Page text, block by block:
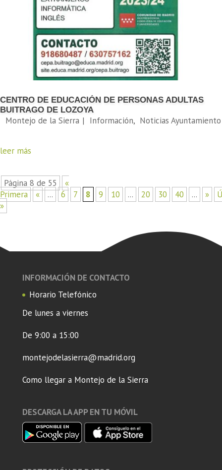
CENTRO DE EDUCACIÓN DE PERSONAS ADULTAS
BUITRAGO DE LOZOYA
leer más
Página 8 de 55
«
Primera
« ... 6 7 8 9 10 ... 20 30 40 ... »
»
INFORMACIÓN DE CONTACTO
Horario Telefónico
De lunes a viernes
De 9:00 a 15:00
montejodelasierra@madrid.org
Como llegar a Montejo de la Sierra
DESCARGA LA APP EN TU MÓVIL